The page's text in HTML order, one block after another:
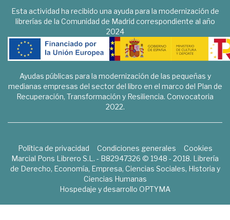
Esta actividad ha recibido una ayuda para la modernización de
librerías de la Comunidad de Madrid correspondiente al año
2024
Ayudas públicas para la modernización de las pequeñas y
medianas empresas del sector del libro en el marco del Plan de
Recuperación, Transformación y Resiliencia. Convocatoria
2022.
Política de privacidad Condiciones generales
Cookies
Marcial Pons Librero S.L. - B82947326 © 1948 - 2018. Librería
de Derecho, Economía, Empresa, Ciencias Sociales, Historia y
Ciencias Humanas
Hospedaje y desarrollo OPTYMA